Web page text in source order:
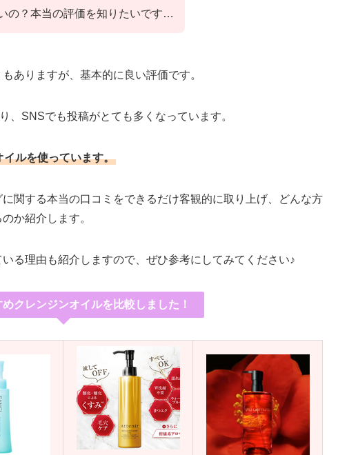
の？本当の評価を知りたいです…
ありますが、基本的に良い評価です。
、SNSでも投稿がとても多くなっています。
ルを使っています。
関する本当の口コミをできるだけ客観的に取り上げ、どんな方
か紹介します。
る理由も紹介しますので、ぜひ参考にしてみてください♪
クレンジンオイルを比較しました！